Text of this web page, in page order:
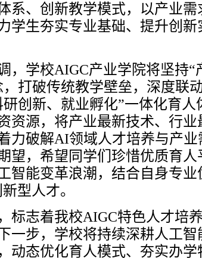
系、创新教学模式，以产业
学生夯实专业基础、提升创
，学校AIGC产业学院将坚持
打破传统教学壁垒，深度联
创新、就业孵化”一体化育
资源，将产业最新技术、行
力破解AI领域人才培养与产业
望，希望同学们珍惜优质育
智能变革浪潮，结合自身专
型人才。
标志着我校AIGC特色人才培
一步，学校将持续深耕人工智
动态优化育人模式、夯实办学